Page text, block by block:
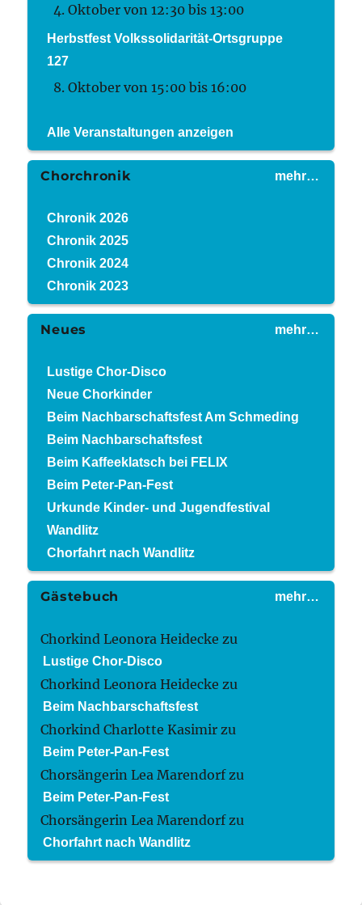
4. Oktober von 12:30 bis13:00
Herbstfest Volkssolidarität-Ortsgruppe
127
8. Oktober von 15:00 bis16:00
Alle Veranstaltungen anzeigen
mehr…
Chorchronik
Chronik 2026
Chronik 2025
Chronik 2024
Chronik 2023
mehr…
Neues
Lustige Chor-Disco
Neue Chorkinder
Beim Nachbarschaftsfest Am Schmeding
Beim Nachbarschaftsfest
Beim Kaffeeklatsch bei FELIX
Beim Peter-Pan-Fest
Urkunde Kinder- und Jugendfestival
Wandlitz
Chorfahrt nach Wandlitz
mehr…
Gästebuch
Chorkind Leonora Heidecke zu
Lustige Chor-Disco
Chorkind Leonora Heidecke zu
Beim Nachbarschaftsfest
Chorkind Charlotte Kasimir zu
Beim Peter-Pan-Fest
Chorsängerin Lea Marendorfzu
Beim Peter-Pan-Fest
Chorsängerin Lea Marendorfzu
Chorfahrt nach Wandlitz